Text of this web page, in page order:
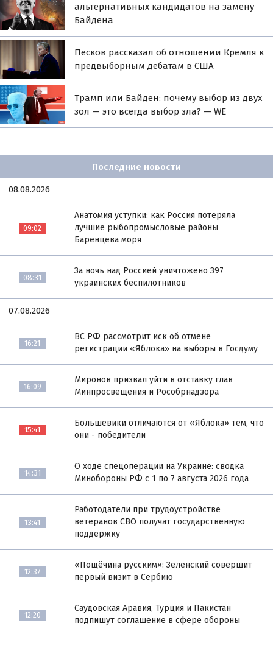
альтернативных кандидатов на замену
Байдена
Песков рассказал об отношении Кремля к
предвыборным дебатам в США
Трамп или Байден: почему выбор из двух
зол — это всегда выбор зла? — WE
Последние новости
08.08.2026
09:02
Анатомия уступки: как Россия потеряла
лучшие рыбопромысловые районы
Баренцева моря
08:31
За ночь над Россией уничтожено 397
украинских беспилотников
07.08.2026
16:21
ВС РФ рассмотрит иск об отмене
регистрации «Яблока» на выборы в Госдуму
16:09
Миронов призвал уйти в отставку глав
Минпросвещения и Рособрнадзора
15:41
Большевики отличаются от «Яблока» тем, что
они - победители
14:31
О ходе спецоперации на Украине: сводка
Минобороны РФ с 1 по 7 августа 2026 года
13:41
Работодатели при трудоустройстве
ветеранов СВО получат государственную
поддержку
12:37
«Пощёчина русским»: Зеленский совершит
первый визит в Сербию
12:20
Саудовская Аравия, Турция и Пакистан
подпишут соглашение в сфере обороны